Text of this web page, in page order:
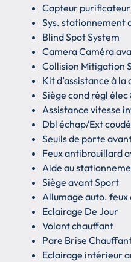
Capteur purificateur
Sys. stationnement
Blind Spot System
Camera Caméra
Collision Mitigation
Kit d’assistance à la
Siège cond régl élec
Assistance vitesse
Dbl échap/Ext
Seuils de porte
Feux antibrouillard
Aide au
Siège avant Sport
Allumage auto. feux
Eclairage De Jour
Volant chauffant
Pare Brise
Eclairage intérieur